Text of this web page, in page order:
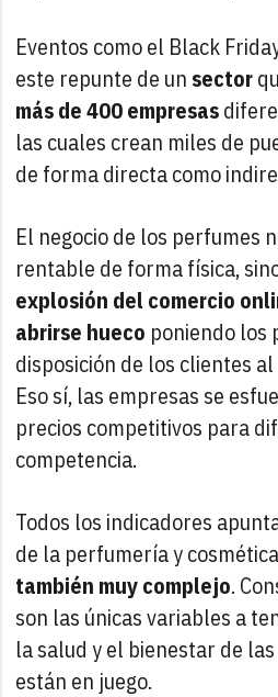
Eventos como el Black
este repunte de un sector
más de 400 empresas
las cuales crean miles de
de forma directa como
El negocio de los perfumes
rentable de forma física,
explosión del comercio
abrirse hueco poniendo los
disposición de los clientes
Eso sí, las empresas se
precios competitivos para
competencia.
Todos los indicadores
de la perfumería y cosmética
también muy complejo.
son las únicas variables a
la salud y el bienestar de
están en juego.